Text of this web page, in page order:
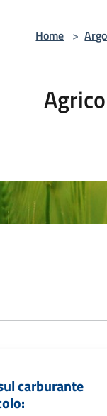
Home >
carburante